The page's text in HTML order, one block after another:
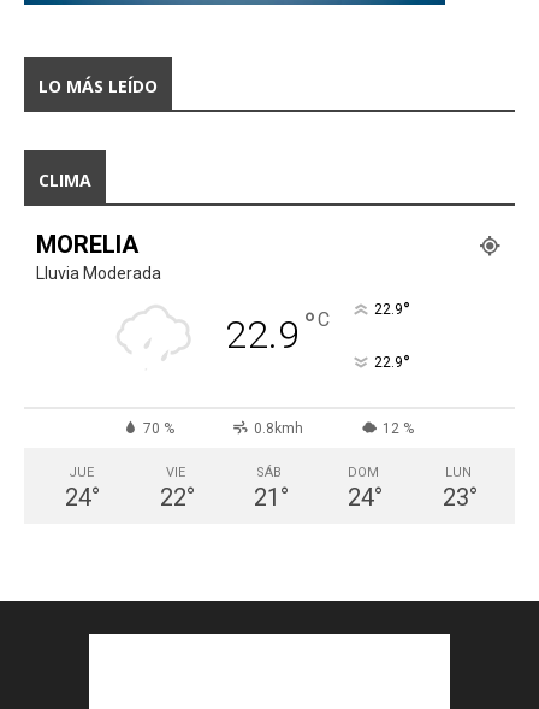
LO MÁS LEÍDO
CLIMA
MORELIA
Lluvia Moderada
22.9 °C 22.9°
22.9°
70 % 0.8kmh 12 %
JUE
24°
VIE
22°
SÁB
21 °
DOM
24°
LUN
23°